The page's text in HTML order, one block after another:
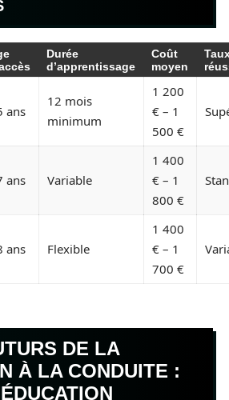
Durée
d’apprentissage
Coût
moyen
ans
12 mois
minimum
1 200
€ – 1
500 €
ans Variable
1 400
€ – 1
800 €
ans Flexible
1 400
€ – 1
700 €
DE LA
À LA CONDUITE :